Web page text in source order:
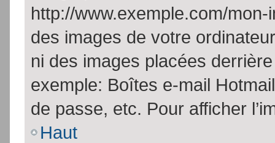
http://www.exemple.com/
des images de votre
ni des images placées
exemple: Boîtes e-mail
de passe, etc. Pour afficher
Haut